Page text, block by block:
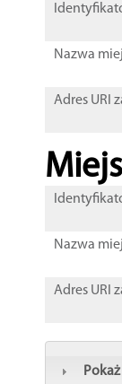
Nazwa
Adres URI
Nazwa
Adres URI